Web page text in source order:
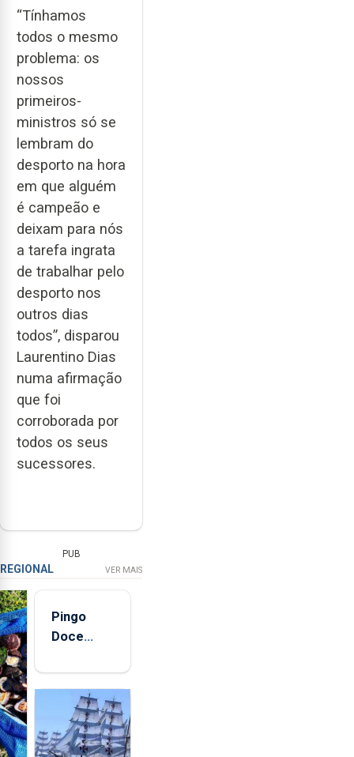
“Tínhamos
todos o mesmo
problema: os
nossos
primeiros-
ministros só se
lembram do
desporto na hora
em que alguém
é campeão e
deixam para nós
a tarefa ingrata
de trabalhar pelo
desporto nos
outros dias
todos”, disparou
Laurentino Dias
numa afirmação
que foi
corroborada por
todos os seus
sucessores.
PUB
REGIONAL VER MAIS
Pingo
Doce
quinta-
feira nova
loja em
São